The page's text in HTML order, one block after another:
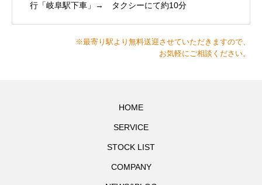
行「岐阜駅下車」→ タクシーにて約10分
※最寄り駅より無料送迎させていただきますので、
お気軽にご相談ください。
HOME
SERVICE
STOCK LIST
COMPANY